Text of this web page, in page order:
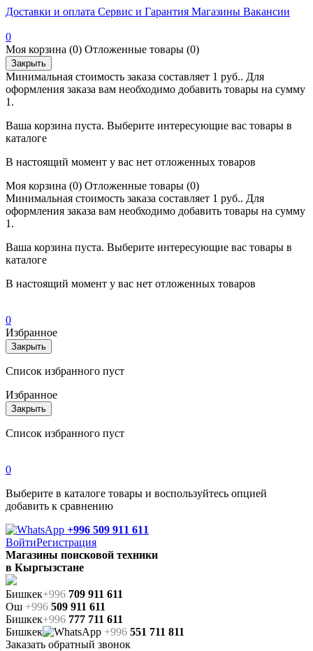
Доставки и оплата Сервис и Гарантия Магазины Вакансии
0
Моя корзина (0) Отложенные товары (0)
Закрыть
Минимальная стоимость заказа составляет 1 руб.. Для
оформления заказа вам необходимо добавить товары на сумму
1.
Ваша корзина пуста. Выберите интересующие вас товары в
каталоге
В настоящий момент у вас нет отложенных товаров
Моя корзина (0) Отложенные товары (0)
Минимальная стоимость заказа составляет 1 руб.. Для
оформления заказа вам необходимо добавить товары на сумму
1.
Ваша корзина пуста. Выберите интересующие вас товары в
каталоге
В настоящий момент у вас нет отложенных товаров
0
Избранное
Закрыть
Список избранного пуст
Избранное
Закрыть
Список избранного пуст
0
Выберите в каталоге товары и воспользуйтесь опцией
добавить к сравнению
+996 509 911 611
ВойтиРегистрация
Магазины поисковой техники
в Кыргызстане
Бишкек+996 709 911 611
Ош +996 509 911 611
Бишкек+996 777 711 611
Бишкек
+996 551 711 811
Заказать обратный звонок